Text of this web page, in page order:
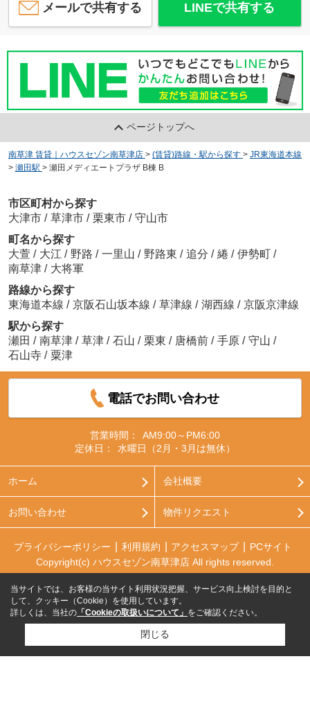
メールで共有する LINEで共有する
ページトップへ
南草津 賃貸｜ハウスセゾン南草津店 > (賃貸)路線・駅から探す > JR東海道本線
> 瀬田駅 > 瀬田メディエートプラザ B棟 B
市区町村から探す
大津市 / 草津市 / 栗東市 / 守山市
町名から探す
大萱 / 大江 / 野路 / 一里山 / 野路東 / 追分 / 綣 / 伊勢町 /
南草津 / 大将軍
路線から探す
東海道本線 / 京阪石山坂本線 / 草津線 / 湖西線 / 京阪京津線
駅から探す
瀬田 / 南草津 / 草津 / 石山 / 栗東 / 唐橋前 / 手原 / 守山 /
石山寺 / 粟津
電話でお問い合わせ
営業時間：
AM9:00～PM6:00
定休日：
水曜日（2月・3月は無休）
ホーム 会社概要
お問い合わせ 物件リクエスト
プライバシーポリシー 利用規約 アクセスマップ
PCサイト
Copyright(c) ハウスセゾン南草津店 All rights reserved.
当サイトでは、お客様の当サイト利用状況把握、サービス向上検討を目的と
して、クッキー（Cookie）を使用しています。
詳しくは、当社の 「Cookieの取扱いについて」 をご確認ください。
閉じる